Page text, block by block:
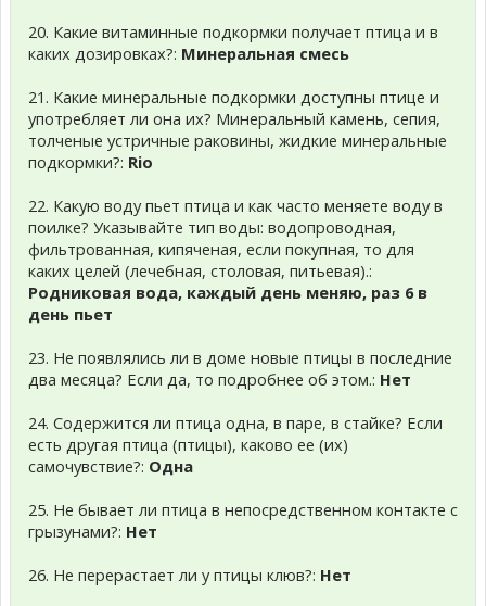
20. Какие витаминные подкормки получает птица и в
каких дозировках?: Минеральная смесь
21. Какие минеральные подкормки доступны птице и
употребляет ли она их? Минеральный камень, сепия,
толченые устричные раковины, жидкие минеральные
подкормки?: Rio
22. Какую воду пьет птица и как часто меняете воду в
поилке? Указывайте тип воды: водопроводная,
фильтрованная, кипяченая, если покупная, то для
каких целей (лечебная, столовая, питьевая).:
Родниковая вода, каждый день меняю, раз 6 в
день пьет
23. Не появлялись ли в доме новые птицы в последние
два месяца? Если да, то подробнее об этом.: Нет
24. Содержится ли птица одна, в паре, в стайке? Если
есть другая птица (птицы), каково ее (их)
самочувствие?: Одна
25. Не бывает ли птица в непосредственном контакте с
грызунами?: Нет
26. Не перерастает ли у птицы клюв?: Нет